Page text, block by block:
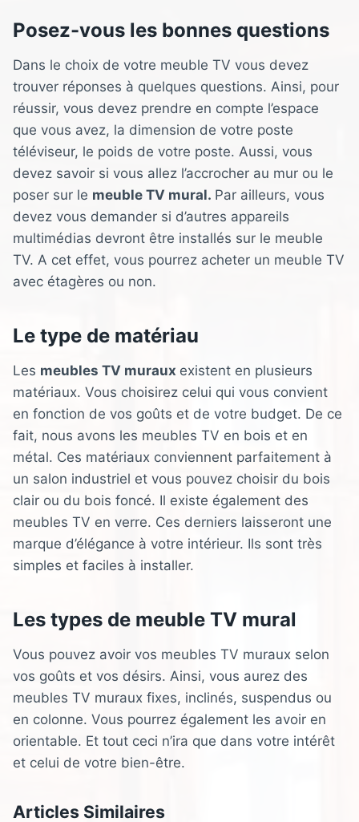
Posez-vous les bonnes questions
Dans le choix de votre meuble TV vous devez
trouver réponses à quelques questions. Ainsi, pour
réussir, vous devez prendre en compte l’espace
que vous avez, la dimension de votre poste
téléviseur, le poids de votre poste. Aussi, vous
devez savoir si vous allez l’accrocher au mur ou le
poser sur le meuble TV mural. Par ailleurs, vous
devez vous demander si d’autres appareils
multimédias devront être installés sur le meuble
TV. A cet effet, vous pourrez acheter un meuble TV
avec étagères ou non.
Le type de matériau
Les meubles TV muraux existent en plusieurs
matériaux. Vous choisirez celui qui vous convient
en fonction de vos goûts et de votre budget. De ce
fait, nous avons les meubles TV en bois et en
métal. Ces matériaux conviennent parfaitement à
un salon industriel et vous pouvez choisir du bois
clair ou du bois foncé. Il existe également des
meubles TV en verre. Ces derniers laisseront une
marque d’élégance à votre intérieur. Ils sont très
simples et faciles à installer.
Les types de meuble TV mural
Vous pouvez avoir vos meubles TV muraux selon
vos goûts et vos désirs. Ainsi, vous aurez des
meubles TV muraux fixes, inclinés, suspendus ou
en colonne. Vous pourrez également les avoir en
orientable. Et tout ceci n’ira que dans votre intérêt
et celui de votre bien-être.
Articles Similaires